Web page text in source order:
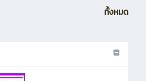
ทั้งหมด